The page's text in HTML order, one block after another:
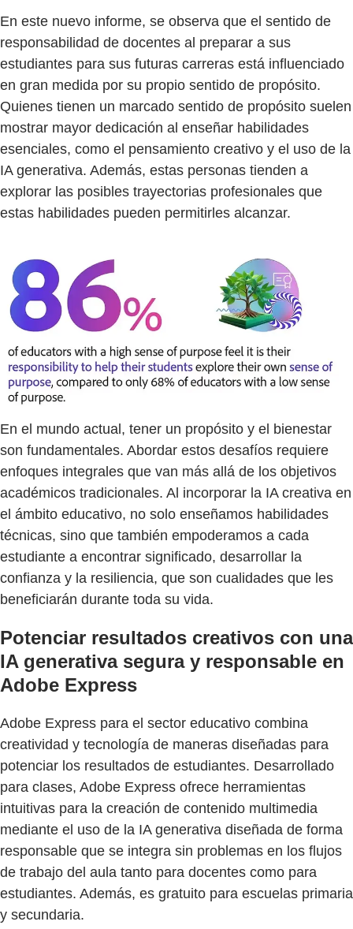
En este nuevo informe, se observa que el sentido de
responsabilidad de docentes al preparar a sus
estudiantes para sus futuras carreras está influenciado
en gran medida por su propio sentido de propósito.
Quienes tienen un marcado sentido de propósito suelen
mostrar mayor dedicación al enseñar habilidades
esenciales, como el pensamiento creativo y el uso de la
IA generativa. Además, estas personas tienden a
explorar las posibles trayectorias profesionales que
estas habilidades pueden permitirles alcanzar.
En el mundo actual, tener un propósito y el bienestar
son fundamentales. Abordar estos desafíos requiere
enfoques integrales que van más allá de los objetivos
académicos tradicionales. Al incorporar la IA creativa en
el ámbito educativo, no solo enseñamos habilidades
técnicas, sino que también empoderamos a cada
estudiante a encontrar significado, desarrollar la
confianza y la resiliencia, que son cualidades que les
beneficiarán durante toda su vida.
Potenciar resultados creativos con una
IA generativa segura y responsable en
Adobe Express
Adobe Express para el sector educativo combina
creatividad y tecnología de maneras diseñadas para
potenciar los resultados de estudiantes. Desarrollado
para clases, Adobe Express ofrece herramientas
intuitivas para la creación de contenido multimedia
mediante el uso de la IA generativa diseñada de forma
responsable que se integra sin problemas en los flujos
de trabajo del aula tanto para docentes como para
estudiantes. Además, es gratuito para escuelas primaria
y secundaria.